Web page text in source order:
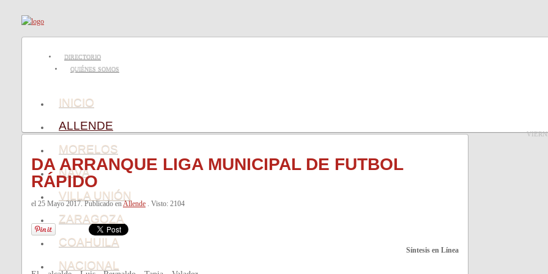
DIRECTORIO
QUIÉNES SOMOS
INICIO
ALLENDE
MORELOS
NAVA
VILLA UNIÓN
ZARAGOZA
COAHUILA
NACIONAL
DA ARRANQUE LIGA MUNICIPAL DE FUTBOL
RÁPIDO
el 25 Mayo 2017. Publicado enAllende . Visto: 2104
Síntesis en Línea